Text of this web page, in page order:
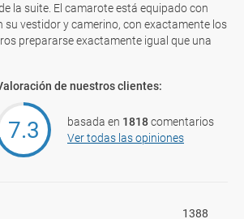
la suite. El camarote está equipado con
su vestidor y camerino, con exactamente los
prepararse exactamente igual que una
de nuestros clientes:
7.3 basada en 1818comentarios
Ver todas las opiniones
1388